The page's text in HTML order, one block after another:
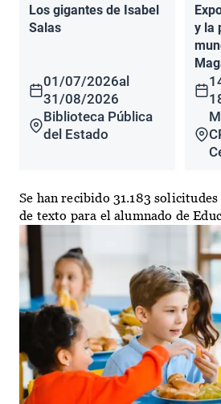
Los gigantes de Isabel
Salas
01/07/2026al
31/08/2026
Biblioteca Pública
del Estado
y la
Se han recibido 31.183
de texto para el alumnado de